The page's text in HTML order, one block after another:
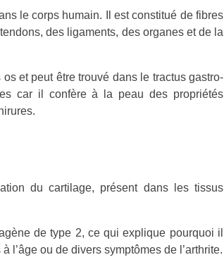
le corps humain. Il est constitué de fibres
des ligaments, des organes et de la
et peut être trouvé dans le tractus gastro-
car il confère à la peau des propriétés
du cartilage, présent dans les tissus
de type 2, ce qui explique pourquoi il
l’âge ou de divers symptômes de l’arthrite.